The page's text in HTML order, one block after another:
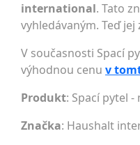
international. Tato
vyhledávaným. Teď jej
V současnosti Spací
výhodnou cenu v
Produkt: Spací pytel -
Značka: Haushalt